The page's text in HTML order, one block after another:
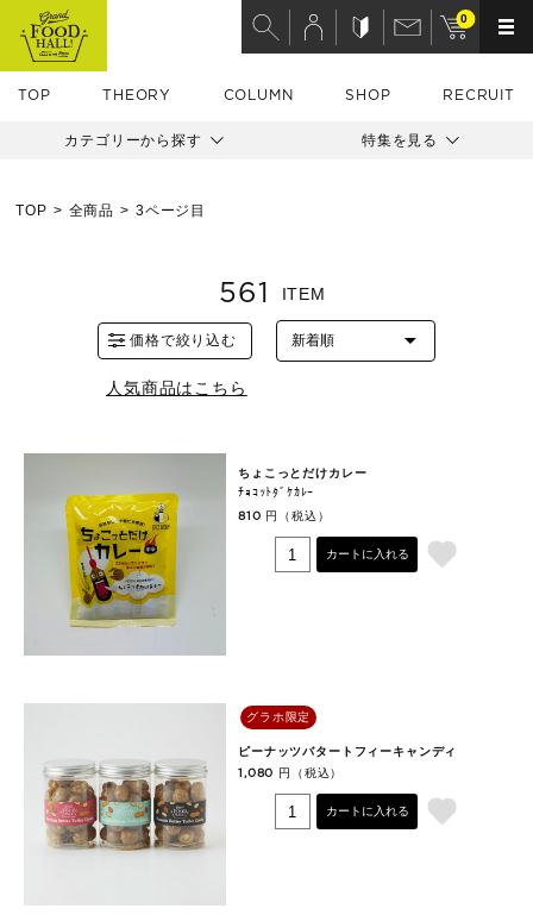
TOP THEORY COLUMN SHOP RECRUIT
0
カテゴリーから探す 特集を見る
TOP 全商品 3ページ目
561 ITEM
価格で絞り込む
人気商品はこちら
ちょこっとだけカレー
ﾁｮｺｯﾄﾀﾞｹｶﾚｰ
810 円（税込）
カートに入れる
グラホ限定
ピーナッツバタートフィーキャンディ
1,080 円（税込）
カートに入れる